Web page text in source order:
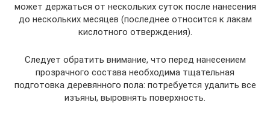
может держаться от нескольких суток после нанесения
до нескольких месяцев (последнее относится к лакам
кислотного отверждения).
Следует обратить внимание, что перед нанесением
прозрачного состава необходима тщательная
подготовка деревянного пола: потребуется удалить все
изъяны, выровнять поверхность.